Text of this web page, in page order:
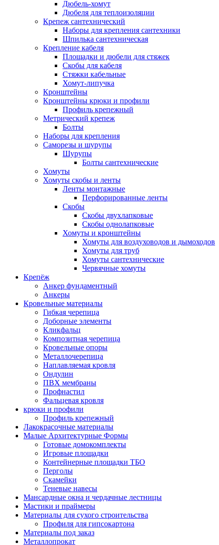
Дюбель-хомут
Дюбеля для теплоизоляции
Крепеж сантехнический
Наборы для крепления сантехники
Шпилька сантехническая
Крепление кабеля
Площадки и дюбели для стяжек
Скобы для кабеля
Стяжки кабельные
Хомут-липучка
Кронштейны
Кронштейны крюки и профили
Профиль крепежный
Метрический крепеж
Болты
Наборы для крепления
Саморезы и шурупы
Шурупы
Болты сантехнические
Хомуты
Хомуты скобы и ленты
Ленты монтажные
Перфорированные ленты
Скобы
Скобы двухлапковые
Скобы однолапковые
Хомуты и кронштейны
Хомуты для воздуховодов и дымоходов
Хомуты для труб
Хомуты сантехнические
Червячные хомуты
Крепёж
Анкер фундаментный
Анкеры
Кровельные материалы
Гибкая черепица
Доборные элементы
Кликфальц
Композитная черепица
Кровельные опоры
Металлочерепица
Наплавляемая кровля
Ондулин
ПВХ мембраны
Профнастил
Фальцевая кровля
крюки и профили
Профиль крепежный
Лакокрасочные материалы
Малые Архитектурные Формы
Готовые домокомплекты
Игровые площадки
Контейнерные площадки ТБО
Перголы
Скамейки
Теневые навесы
Мансардные окна и чердачные лестницы
Мастики и праймеры
Материалы для сухого строительства
Профиля для гипсокартона
Материалы под заказ
Металлопрокат